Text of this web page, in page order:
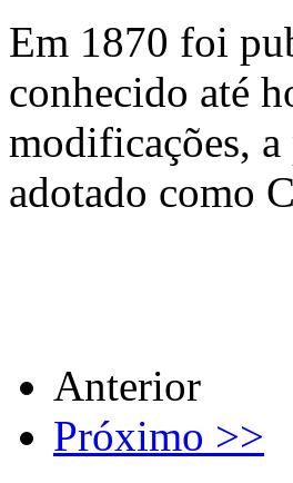
Em 1870 foi
conhecido até
modificações,
adotado como
Anterior
Próximo >>